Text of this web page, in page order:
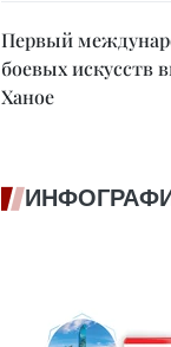
Первый
боевых искусств
Ханое